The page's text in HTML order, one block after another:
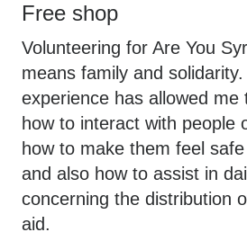
Free shop
Volunteering for Are You
means family and
experience has allowed me
how to interact with people
how to make them feel
and also how to assist in
concerning the distribution
aid.